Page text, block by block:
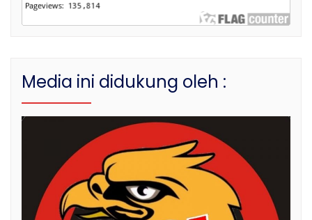
Media ini didukung oleh :